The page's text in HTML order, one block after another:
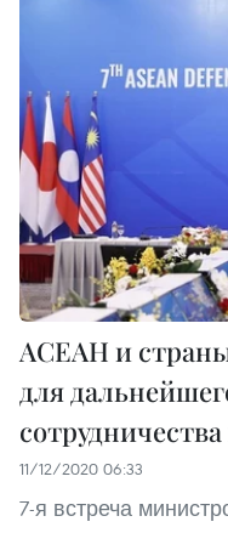
АСЕАН и
для
11/12/2020 06:33
7-я встреча